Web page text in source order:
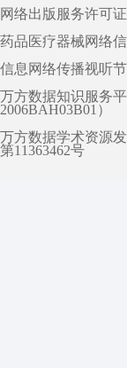
网络出版服务许可
药品医疗器械网络
信息网络传播视听
万方数据知识服务
2006BAH03B01）
万方数据学术资源
第11363462号